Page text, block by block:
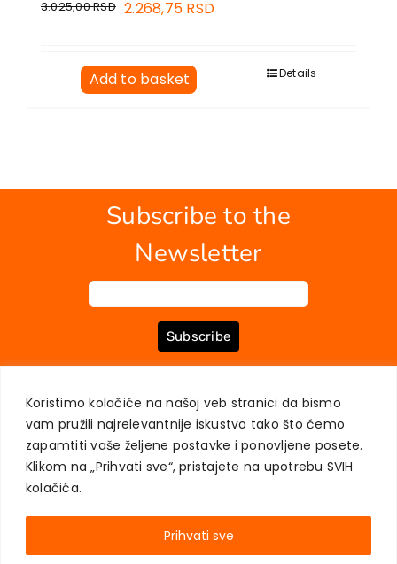
Koristimo kolačiće na našoj veb stranici da bismo
vam pružili najrelevantnije iskustvo tako što ćemo
zapamtiti vaše željene postavke i ponovljene posete.
Klikom na „Prihvati sve“, pristajete na upotrebu SVIH
kolačića.
Prihvati sve
3.025,00RSD 2.268,75 RSD
Add to basket Details
Subscribe to the
Newsletter
Subscribe
USER PRIVACY PROTECTION
AKADEMSKA KNJIGA © 2023